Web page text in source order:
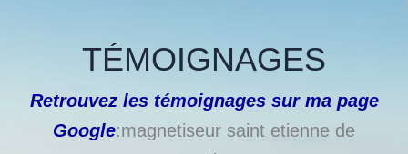
TÉMOIGNAGES
Retrouvez les témoignages sur ma page
Google:magnetiseur saint etienne de